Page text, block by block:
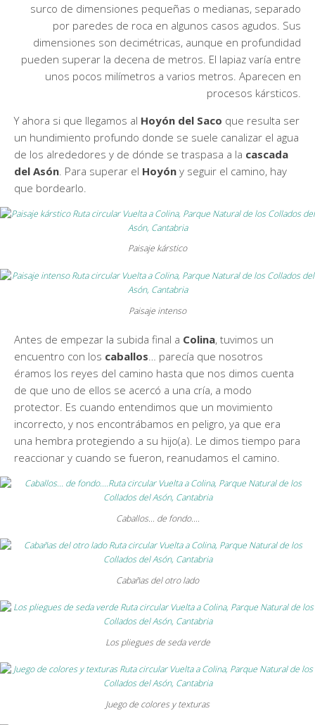
surco de dimensiones pequeñas o medianas, separado
por paredes de roca en algunos casos agudos. Sus
dimensiones son decimétricas, aunque en profundidad
pueden superar la decena de metros. El lapiaz varía entre
unos pocos milímetros a varios metros. Aparecen en
procesos kársticos.
Y ahora si que llegamos al Hoyón del Saco que resulta ser
un hundimiento profundo donde se suele canalizar el agua
de los alrededores y de dónde se traspasa a la cascada
del Asón . Para superar el Hoyón y seguir el camino, hay
que bordearlo.
Paisaje kárstico
Paisaje intenso
Antes de empezar la subida final a Colina, tuvimos un
encuentro con los caballos … parecía que nosotros
éramos los reyes del camino hasta que nos dimos cuenta
de que uno de ellos se acercó a una cría, a modo
protector. Es cuando entendimos que un movimiento
incorrecto, y nos encontrábamos en peligro, ya que era
una hembra protegiendo a su hijo(a). Le dimos tiempo para
reaccionar y cuando se fueron, reanudamos el camino.
Caballos… de fondo….
Cabañas del otro lado
Los pliegues de seda verde
Juego de colores y texturas